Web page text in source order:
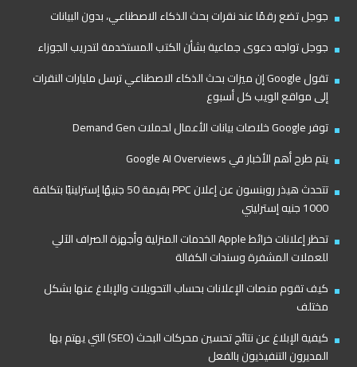
جوجل تضع رقمًا عند نقرات بحث الذكاء الاصطناعي، بدون البيانات
جوجل تواجه دعوى جماعية بشأن الكتب المستخدمة لتدريب الجوزاء
تقول Google إن ميزات بحث الذكاء الاصطناعي ترسل مليارات النقرات
إلى مواقع الويب كل أسبوع
توفر Google خلاصات بيانات الأعمال لحملات Demand Gen
يتم طرح أهم الأخبار في Google AI Overviews
تتحدث هيذر روبنسون عن إعلان PPC بقيمة 50 جنيهًا إسترلينيًا بتكلفة
1000 جنيه إسترليني
تحظر إعلانات خرائط Apple الخدمات المنزلية وأجهزة الصراف الآلي
للعملات المشفرة وسندات الكفالة
كيف تقوم منصات الإعلانات بحساب التحويلات والإبلاغ عنها بشكل
مختلف
كيفية الإبلاغ عن نتائج تحسين محركات البحث (SEO) التي يهتم بها
المديرون التنفيذيون بالفعل